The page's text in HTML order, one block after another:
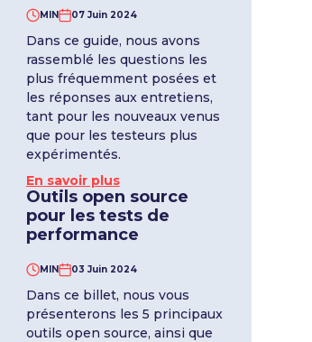
MIN 07 Juin 2024
Dans ce guide, nous avons
rassemblé les questions les
plus fréquemment posées et
les réponses aux entretiens,
tant pour les nouveaux venus
que pour les testeurs plus
expérimentés.
En savoir plus
Outils open source
pour les tests de
performance
MIN 03 Juin 2024
Dans ce billet, nous vous
présenterons les 5 principaux
outils open source, ainsi que